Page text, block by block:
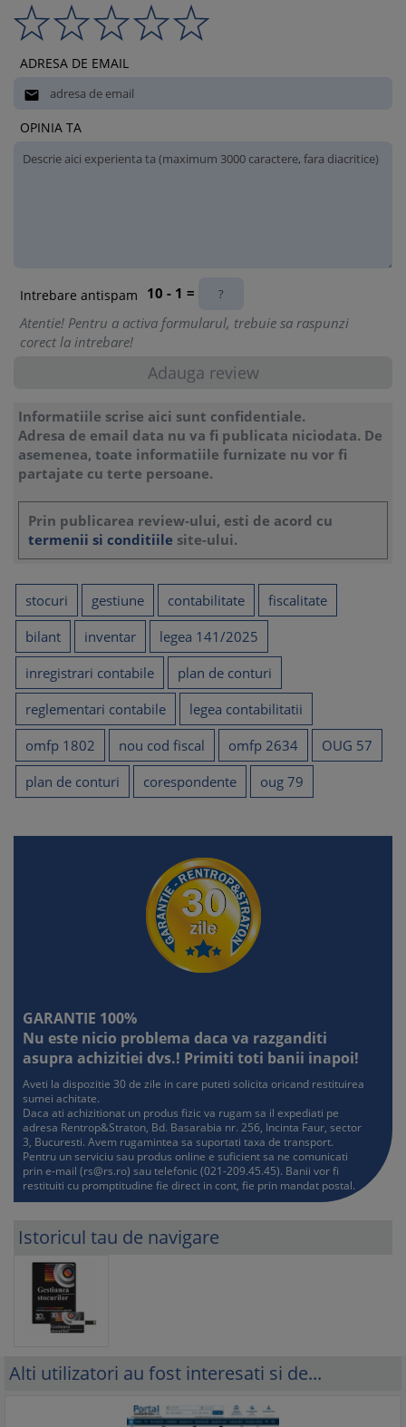
ADRESA DE EMAIL

OPINIA TA
Intrebare antispam
10 - 1 =
Atentie! Pentru a activa formularul, trebuie sa raspunzi
corect la intrebare!
Informatiile scrise aici sunt confidentiale.
Adresa de email data nu va fi publicata niciodata. De
asemenea, toate informatiile furnizate nu vor fi
partajate cu terte persoane.
Prin publicarea review-ului, esti de acord cu
termenii si conditiile site-ului.
stocuri gestiune contabilitate
fiscalitate
bilant
inventar
legea 141/2025
inregistrari contabile
plan de conturi
reglementari contabile
legea contabilitatii
omfp 1802
nou cod fiscal omfp 2634
OUG 57
plan de conturi
corespondente oug 79
GARANTIE 100%
Nu este nicio problema daca va razganditi
asupra achizitiei dvs.! Primiti toti banii inapoi!
Aveti la dispozitie 30 de zile in care puteti solicita oricand restituirea
sumei achitate.
Daca ati achizitionat un produs fizic va rugam sa il expediati pe
adresa Rentrop&Straton, Bd. Basarabia nr. 256, Incinta Faur, sector
3, Bucuresti. Avem rugamintea sa suportati taxa de transport.
Pentru un serviciu sau produs online e suficient sa ne comunicati
prin e-mail (rs@rs.ro) sau telefonic (021-209.45.45). Banii vor fi
restituiti cu promptitudine fie direct in cont, fie prin mandat postal.
Istoricul tau de navigare
Alti utilizatori au fost interesati si de...